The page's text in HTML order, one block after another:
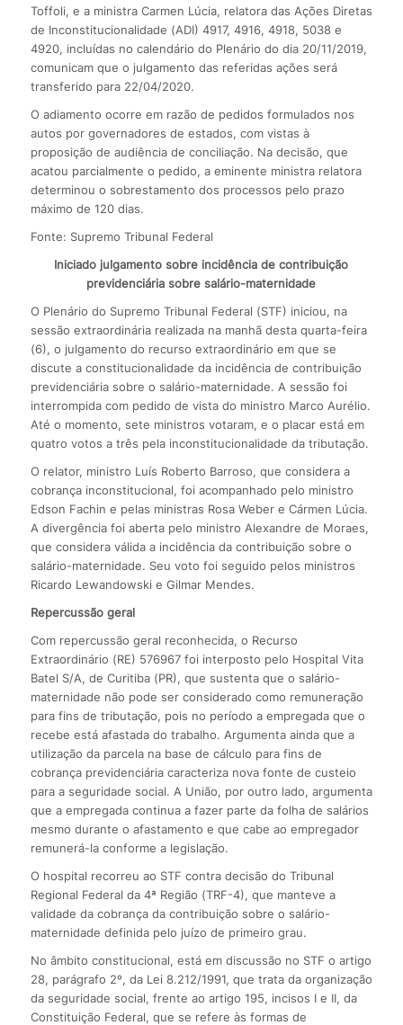
Toffoli, e a ministra Carmen Lúcia, relatora das Ações Diretas
de Inconstitucionalidade (ADI) 4917, 4916, 4918, 5038 e
4920, incluídas no calendário do Plenário do dia 20/11/2019,
comunicam que o julgamento das referidas ações será
transferido para 22/04/2020.
O adiamento ocorre em razão de pedidos formulados nos
autos por governadores de estados, com vistas à
proposição de audiência de conciliação. Na decisão, que
acatou parcialmente o pedido, a eminente ministra relatora
determinou o sobrestamento dos processos pelo prazo
máximo de 120 dias.
Fonte: Supremo Tribunal Federal
Iniciado julgamento sobre incidência de contribuição
previdenciária sobre salário-maternidade
O Plenário do Supremo Tribunal Federal (STF) iniciou, na
sessão extraordinária realizada na manhã desta quarta-feira
(6), o julgamento do recurso extraordinário em que se
discute a constitucionalidade da incidência de contribuição
previdenciária sobre o salário-maternidade. A sessão foi
interrompida com pedido de vista do ministro Marco Aurélio.
Até o momento, sete ministros votaram, e o placar está em
quatro votos a três pela inconstitucionalidade da tributação.
O relator, ministro Luís Roberto Barroso, que considera a
cobrança inconstitucional, foi acompanhado pelo ministro
Edson Fachin e pelas ministras Rosa Weber e Cármen Lúcia.
A divergência foi aberta pelo ministro Alexandre de Moraes,
que considera válida a incidência da contribuição sobre o
salário-maternidade. Seu voto foi seguido pelos ministros
Ricardo Lewandowski e Gilmar Mendes.
Repercussão geral
Com repercussão geral reconhecida, o Recurso
Extraordinário (RE) 576967 foi interposto pelo Hospital Vita
Batel S/A, de Curitiba (PR), que sustenta que o salário-
maternidade não pode ser considerado como remuneração
para fins de tributação, pois no período a empregada que o
recebe está afastada do trabalho. Argumenta ainda que a
utilização da parcela na base de cálculo para fins de
cobrança previdenciária caracteriza nova fonte de custeio
para a seguridade social. A União, por outro lado, argumenta
que a empregada continua a fazer parte da folha de salários
mesmo durante o afastamento e que cabe ao empregador
remunerá-la conforme a legislação.
O hospital recorreu ao STF contra decisão do Tribunal
Regional Federal da 4ª Região (TRF-4), que manteve a
validade da cobrança da contribuição sobre o salário-
maternidade definida pelo juízo de primeiro grau.
No âmbito constitucional, está em discussão no STF o artigo
28, parágrafo 2º, da Lei 8.212/1991, que trata da organização
da seguridade social, frente ao artigo 195, incisos I e II, da
Constituição Federal, que se refere às formas de